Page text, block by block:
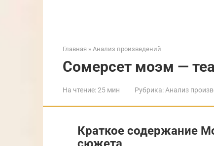
Главная » Анализ произведений
Сомерсет моэм —
На чтение:25 мин Рубрика: Анализ
Краткое содержание